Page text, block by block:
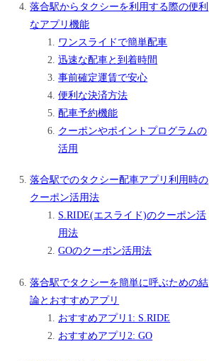
落合駅からタクシーを利用する際の便利
なアプリ機能
ワンスライドで簡単配車
迅速な配車と到着時間
事前確定運賃で安心
便利な決済方法
配車予約機能
クーポンやポイントプログラムの
活用
落合駅でのタクシー配車アプリ利用時の
クーポン活用法
S.RIDE(エスライド)のクーポン活
用法
GOのクーポン活用法
落合駅でタクシーを簡単に呼ぶための結
論とおすすめアプリ
おすすめアプリ1: S.RIDE
おすすめアプリ2: GO